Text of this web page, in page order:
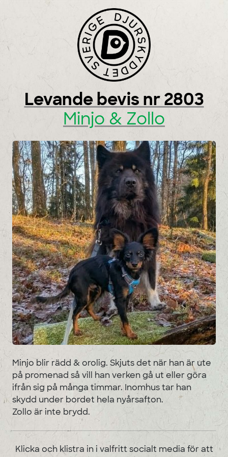
Levande bevis nr 2803
Minjo & Zollo
Minjo blir rädd & orolig. Skjuts det när han är ute
på promenad så vill han verken gå ut eller göra
ifrån sig på många timmar. Inomhus tar han
skydd under bordet hela nyårsafton.
Zollo är inte brydd.
Klicka och klistra in i valfritt socialt media för att